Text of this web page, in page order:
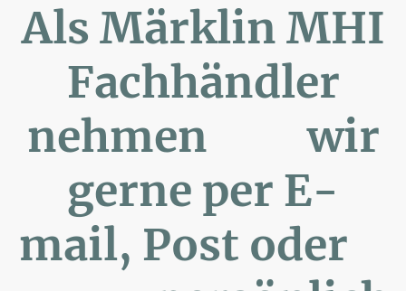
Als Märklin MHI
Fachhändler
nehmen wir
gerne per E-
mail, Post oder